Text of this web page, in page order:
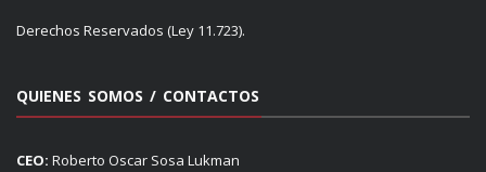
Derechos Reservados (Ley 11.723).
QUIENES SOMOS / CONTACTOS
CEO: Roberto Oscar Sosa Lukman